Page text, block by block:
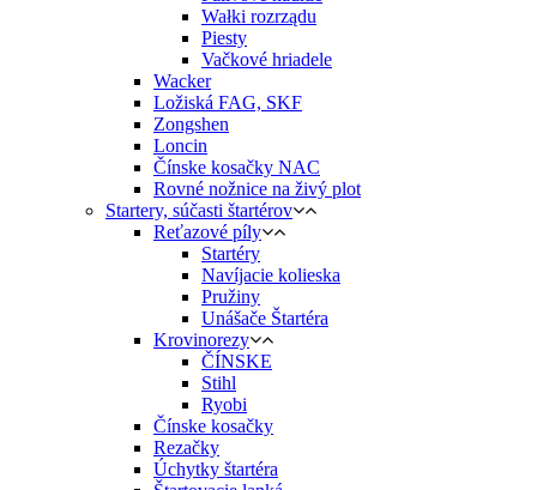
Wałki rozrządu
Piesty
Vačkové hriadele
Wacker
Ložiská FAG, SKF
Zongshen
Loncin
Čínske kosačky NAC
Rovné nožnice na živý plot
Startery, súčasti štartérov
Reťazové píly
Startéry
Navíjacie kolieska
Pružiny
Unášače Štartéra
Krovinorezy
ČÍNSKE
Stihl
Ryobi
Čínske kosačky
Rezačky
Úchytky štartéra